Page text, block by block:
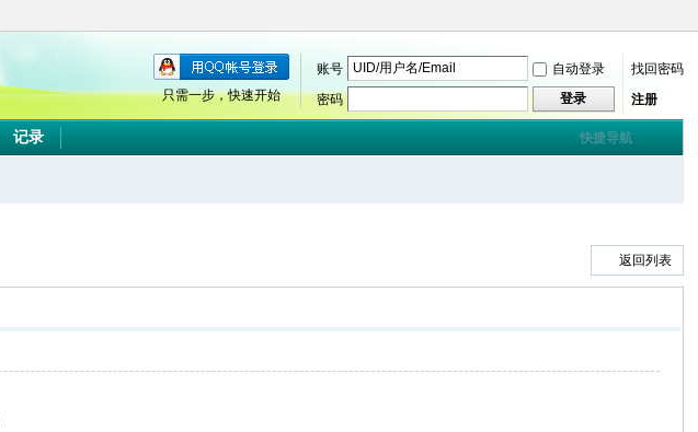
账号 自动登录
找回密码
密码
登录 注册
只需一步，快速开始
快捷导航
记录
返回列表